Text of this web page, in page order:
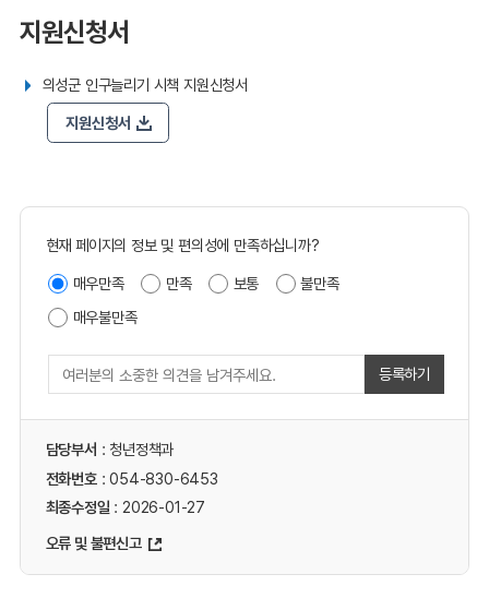
지원신청서
의성군 인구늘리기 시책 지원신청서
지원신청서
현재 페이지의 정보 및 편의성에 만족하십니까?
매우만족 만족 보통
불만족
매우불만족
등록하기
담당부서 : 청년정책과
전화번호: 054-830-6453
최종수정일 : 2026-01-27
오류 및 불편신고